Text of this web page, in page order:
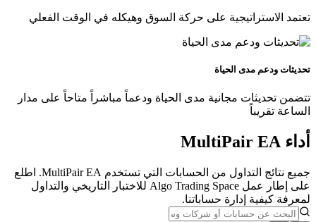
تعتمد الاستراتيجية على حركة السوق وهيكله في الوقت الفعلي
تحديثات ودعم مدى الحياة
تتضمن تحديثات مجانية مدى الحياة ودعماً مباشراً متاحاً على مدار
الساعة تقريباً
أداء MultiPair EA
جميع نتائج التداول من الحسابات التي تستخدم MultiPair EA. اطلع
على إطار عمل Algo Trading Space للاختبار التاريخي والتداول
لمعرفة كيفية إدارة حساباتنا.